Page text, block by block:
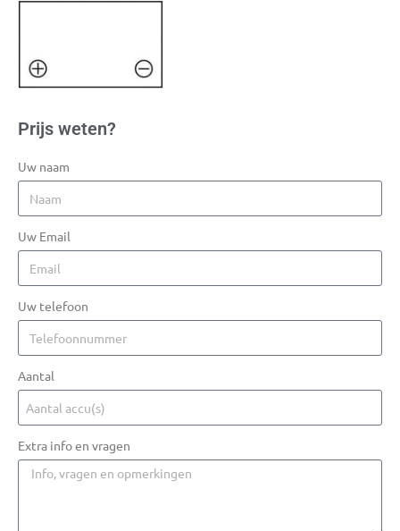
Prijs weten?
Uw naam
Uw Email
Uw telefoon
Aantal
Extra info en vragen